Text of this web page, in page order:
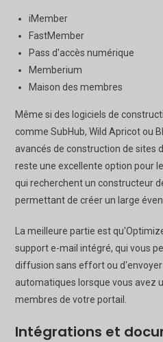
iMember
FastMember
Pass d'accès numérique
Memberium
Maison des membres
Même si des logiciels de
comme SubHub, Wild Apricot ou
avancés de construction de sites
reste une excellente option pour
qui recherchent un constructeur
permettant de créer un large
La meilleure partie est
support e-mail intégré, qui vous
diffusion sans effort ou
automatiques lorsque vous avez
membres de votre portail.
Intégrations et